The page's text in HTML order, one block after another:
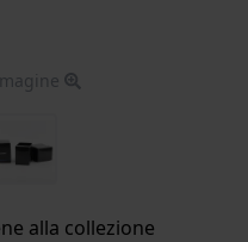
alla collezione